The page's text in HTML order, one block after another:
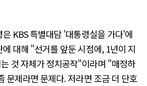
KBS 특별대담 '대통령실을 가다'에
대해 "선거를 앞둔 시점에, 1년이 지
것 자체가 정치공작"이라며 "매정하
문제라면 문제다. 저라면 조금 더 단호